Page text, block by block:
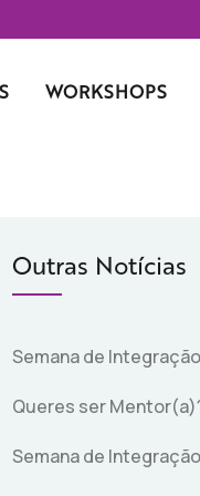
WORKSHOPS
Outras Notícias
Semana de
Queres ser
Semana de Integração